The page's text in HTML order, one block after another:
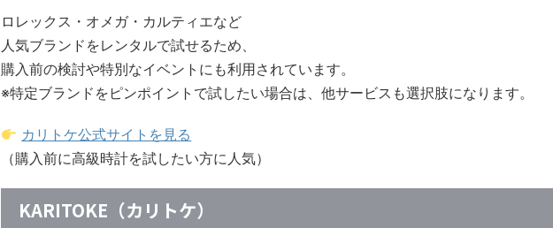
ロレックス・オメガ・カルティエなど
人気ブランドをレンタルで試せるため、
購入前の検討や特別なイベントにも利用されています。
※特定ブランドをピンポイントで試したい場合は、他サービスも選択肢になります。
カリトケ公式サイトを見る
（購入前に高級時計を試したい方に人気）
KARITOKE（カリトケ）